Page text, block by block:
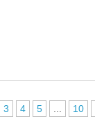
3 4 5 10